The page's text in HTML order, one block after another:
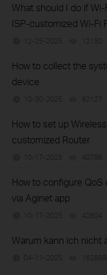
What should I do if
ISP-customized Wi-Fi
12-25-2025 12150
How to collect the
device
10-30-2025 62127
How to set up
customized Router
10-17-2025 40786
How to configure
via Aginet app
10-17-2025 42804
Warum kann ich nicht
04-11-2025